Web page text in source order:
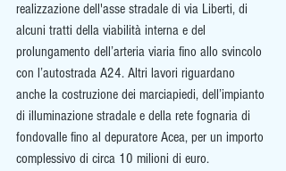
realizzazione dell'asse stradale di via Liberti, di
alcuni tratti della viabilità interna e del
prolungamento dell’arteria viaria fino allo svincolo
con l’autostrada A24. Altri lavori riguardano
anche la costruzione dei marciapiedi, dell’impianto
di illuminazione stradale e della rete fognaria di
fondovalle fino al depuratore Acea, per un importo
complessivo di circa 10 milioni di euro.